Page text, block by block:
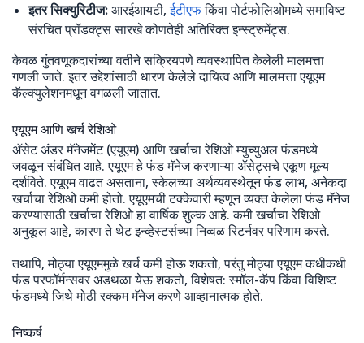
इतर सिक्युरिटीज: आरईआयटी,ईटीएफकिंवा पोर्टफोलिओमध्ये समाविष्ट
संरचित प्रॉडक्ट्स सारखे कोणतेही अतिरिक्त इन्स्ट्रुमेंट्स.
केवळ गुंतवणूकदारांच्या वतीने सक्रियपणे व्यवस्थापित केलेली मालमत्ता
गणली जाते. इतर उद्देशांसाठी धारण केलेले दायित्व आणि मालमत्ता एयूएम
कॅल्क्युलेशनमधून वगळली जातात.
एयूएम आणि खर्च रेशिओ
ॲसेट अंडर मॅनेजमेंट (एयूएम) आणि खर्चाचा रेशिओ म्युच्युअल फंडमध्ये
जवळून संबंधित आहे. एयूएम हे फंड मॅनेज करणाऱ्या ॲसेट्सचे एकूण मूल्य
दर्शविते. एयूएम वाढत असताना, स्केलच्या अर्थव्यवस्थेतून फंड लाभ, अनेकदा
खर्चाचा रेशिओ कमी होतो. एयूएमची टक्केवारी म्हणून व्यक्त केलेला फंड मॅनेज
करण्यासाठी खर्चाचा रेशिओ हा वार्षिक शुल्क आहे. कमी खर्चाचा रेशिओ
अनुकूल आहे, कारण ते थेट इन्व्हेस्टर्सच्या निव्वळ रिटर्नवर परिणाम करते.
तथापि, मोठ्या एयूएममुळे खर्च कमी होऊ शकतो, परंतु मोठ्या एयूएम कधीकधी
फंड परफॉर्मन्सवर अडथळा येऊ शकतो, विशेषत: स्मॉल-कॅप किंवा विशिष्ट
फंडमध्ये जिथे मोठी रक्कम मॅनेज करणे आव्हानात्मक होते.
निष्कर्ष